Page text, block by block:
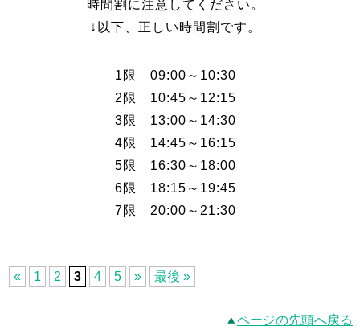
時間割に注意してください。
↓以下、正しい時間割です。
1限 09:00～10:30
2限 10:45～12:15
3限 13:00～14:30
4限 14:45～16:15
5限 16:30～18:00
6限 18:15～19:45
7限 20:00～21:30
« 1 2 3 4 5 » 最後 »
ページの先頭へ戻る